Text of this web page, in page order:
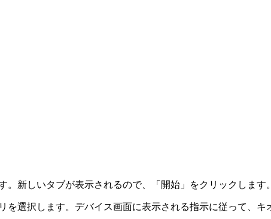
新しいタブが表示されるので、「開始」をクリックします。
選択します。デバイス画面に表示される指示に従って、キ